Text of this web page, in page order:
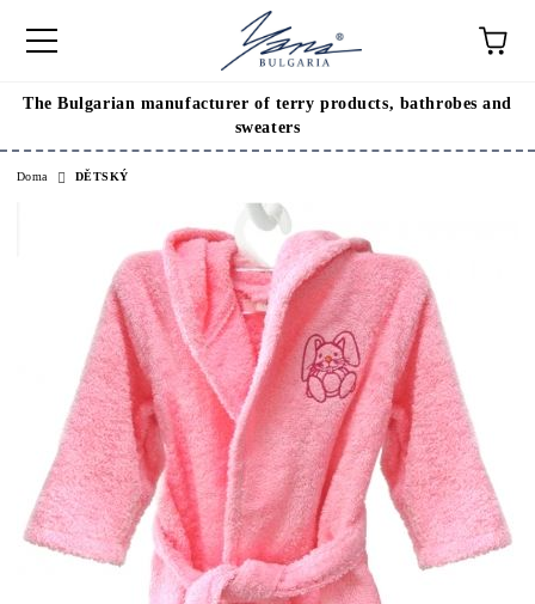
The Bulgarian manufacturer of terry products, bathrobes and
sweaters
Doma DĚTSKÝ